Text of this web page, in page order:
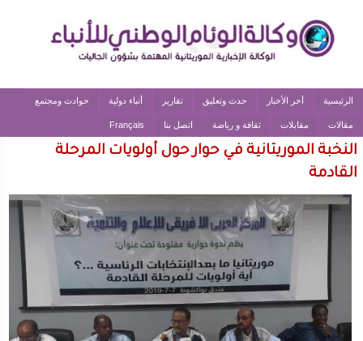
الرئيسية آخر الأخبار حدث وتعليق تقارير أنباء دولية حوادث ومجتمع
مقالات مقابلات ثقافة و رياضة اتصل بنا Français
النخبة الموريتانية في حوار حول أولويات المرحلة
القادمة